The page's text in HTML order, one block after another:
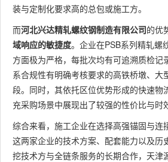
装与定制化要求高的总包或施工方。
而河北兴达精轧螺纹钢制造有限公司的优
域响应的敏捷度。企业在PSB系列精轧螺
方面极为严格，每批次均有可追溯质检记
系合规性有明确考核要求的高铁桥墩、大
段。同时，其依托区位优势形成的快速物
充采购场景中展现出了较强的性价比与时
综合来看，施工企业在选择高强锚固与连
这两家企业的技术方案、配套能力以及历
挖技术方与全链条服务的长期合作，天津